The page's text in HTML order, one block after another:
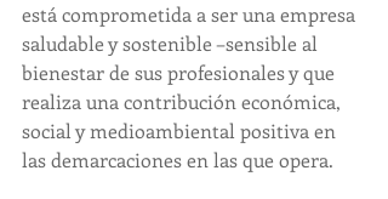
está comprometida a ser una empresa
saludable y sostenible –sensible al
bienestar de sus profesionales y que
realiza una contribución económica,
social y medioambiental positiva en
las demarcaciones en las que opera.